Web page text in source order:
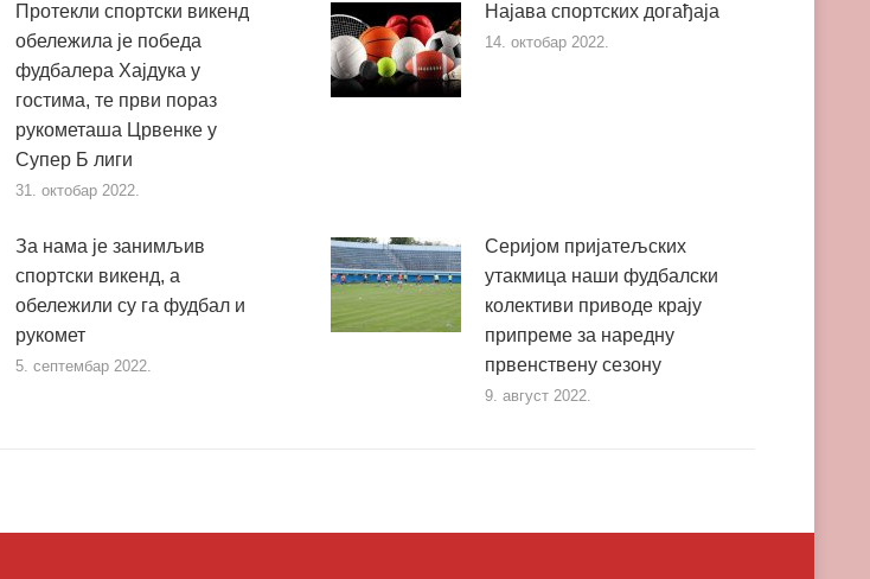
Протекли спортски викенд
обележила је победа
фудбалера Хајдука у
гостима, те први пораз
рукометаша Црвенке у
Супер Б лиги
31. октобар 2022.
Најава спортских догађаја
14. октобар 2022.
За нама је занимљив
спортски викенд, а
обележили су га фудбал и
рукомет
5. септембар 2022.
Серијом пријатељских
утакмица наши фудбалски
колективи приводе крају
припреме за наредну
првенствену сезону
9. август 2022.